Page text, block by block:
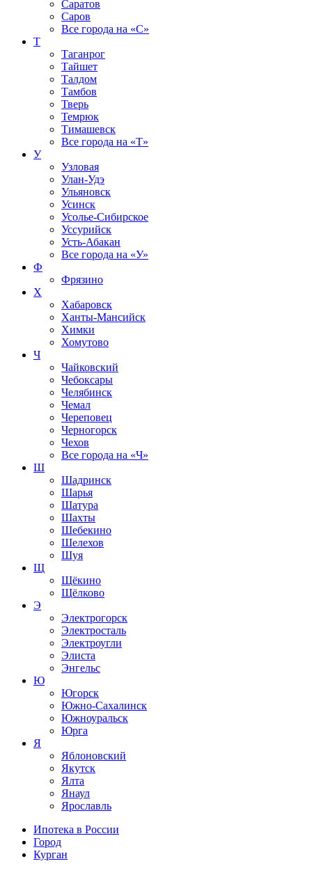
Саратов
Саров
Все города на «С»
Т
Таганрог
Тайшет
Талдом
Тамбов
Тверь
Темрюк
Тимашевск
Все города на «Т»
У
Узловая
Улан-Удэ
Ульяновск
Усинск
Усолье-Сибирское
Уссурийск
Усть-Абакан
Все города на «У»
Ф
Фрязино
Х
Хабаровск
Ханты-Мансийск
Химки
Хомутово
Ч
Чайковский
Чебоксары
Челябинск
Чемал
Череповец
Черногорск
Чехов
Все города на «Ч»
Ш
Шадринск
Шарья
Шатура
Шахты
Шебекино
Шелехов
Шуя
Щ
Щёкино
Щёлково
Э
Электрогорск
Электросталь
Электроугли
Элиста
Энгельс
Ю
Югорск
Южно-Сахалинск
Южноуральск
Юрга
Я
Яблоновский
Якутск
Ялта
Янаул
Ярославль
Ипотека в России
Город
Курган